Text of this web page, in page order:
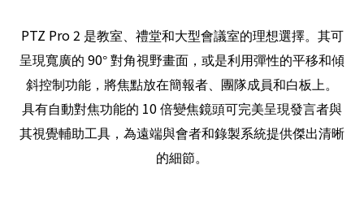
PTZ Pro 2 是教室、禮堂和大型會議室的理想選擇。其可
呈現寬廣的 90° 對角視野畫面，或是利用彈性的平移和傾
斜控制功能，將焦點放在簡報者、團隊成員和白板上。
具有自動對焦功能的 10 倍變焦鏡頭可完美呈現發言者與
其視覺輔助工具，為遠端與會者和錄製系統提供傑出清晰
的細節。